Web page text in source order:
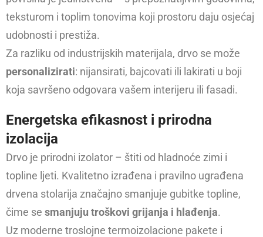
teksturom i toplim tonovima koji prostoru daju osjećaj
udobnosti i prestiža.
Za razliku od industrijskih materijala, drvo se može
personalizirati: nijansirati, bajcovati ili lakirati u boji
koja savršeno odgovara vašem interijeru ili fasadi.
Energetska efikasnost i prirodna
izolacija
Drvo je prirodni izolator – štiti od hladnoće zimi i
topline ljeti. Kvalitetno izrađena i pravilno ugrađena
drvena stolarija značajno smanjuje gubitke topline,
čime se smanjuju troškovi grijanja i hlađenja.
Uz moderne troslojne termoizolacione pakete i